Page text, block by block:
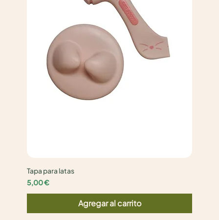
Tapa para latas
Precio
5,00 €
Agregar al carrito